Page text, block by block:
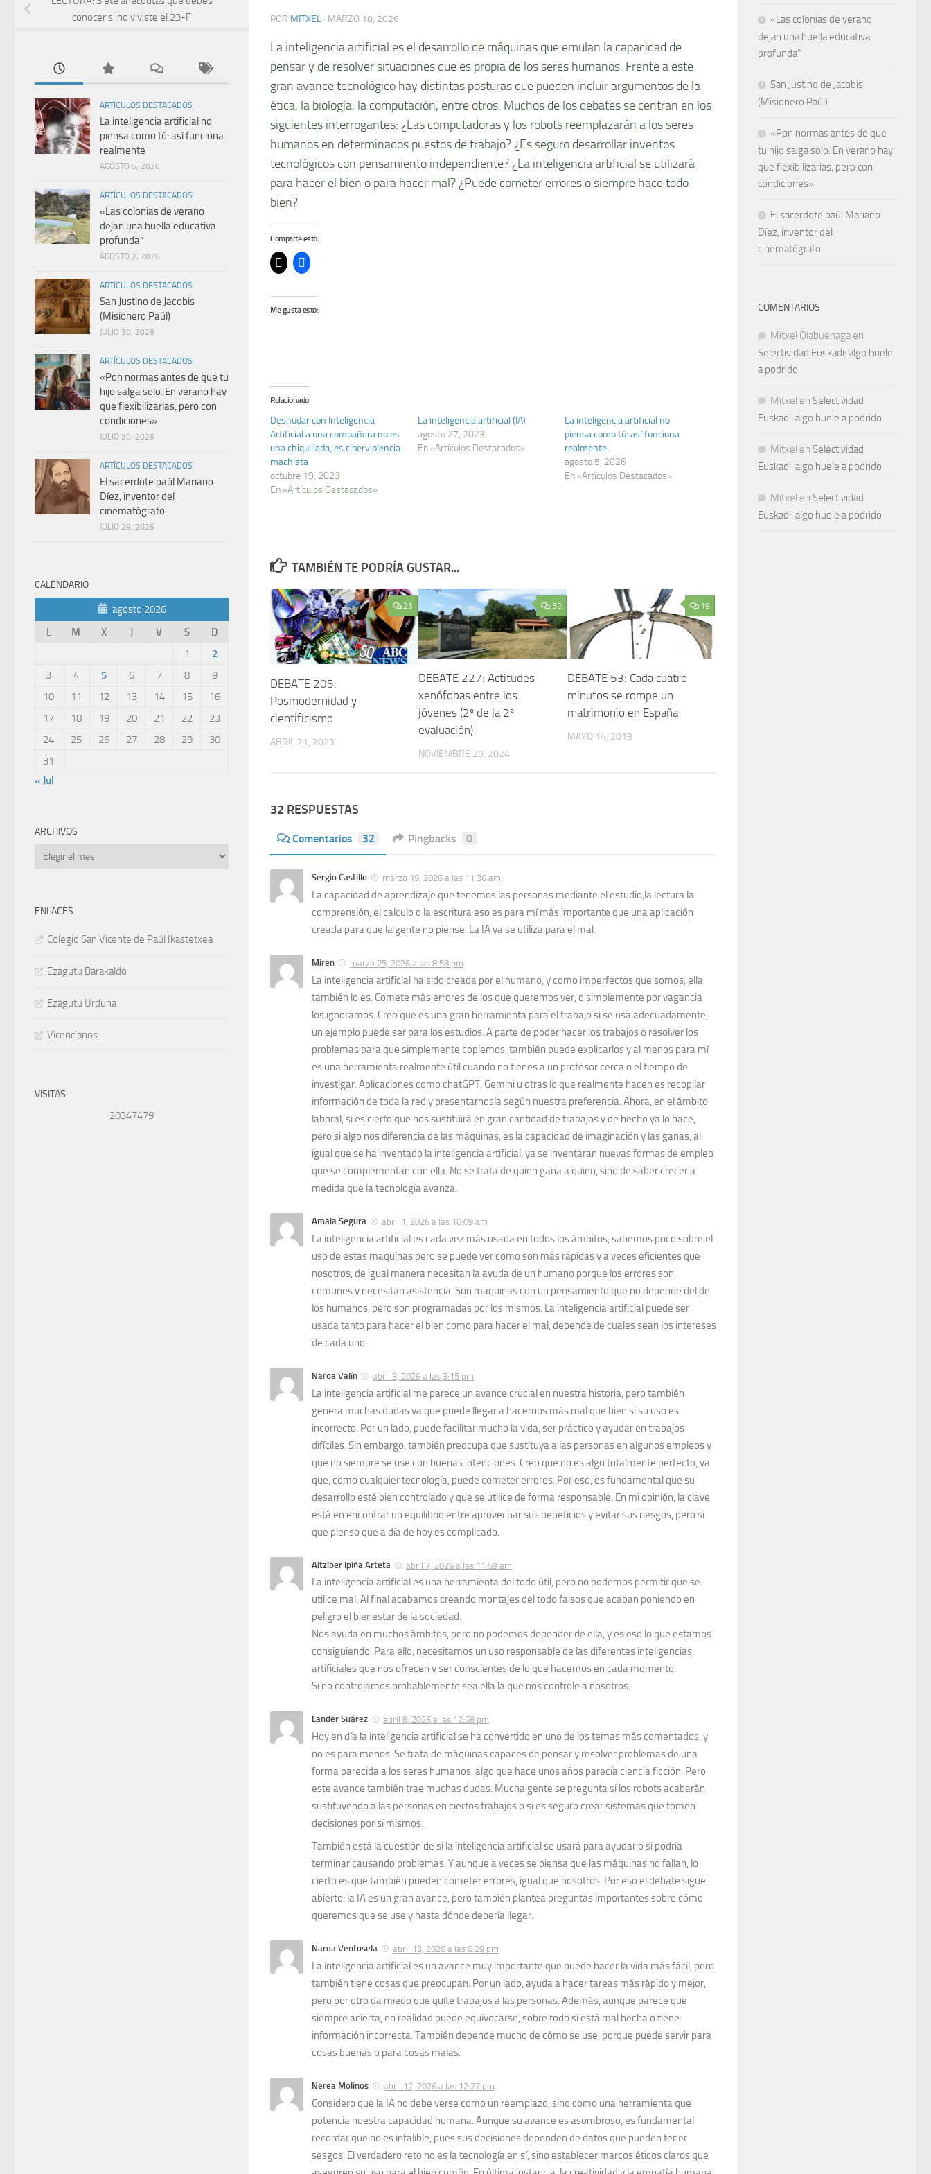
POR MITXEL · MARZO 18, 2026
La inteligencia artificial es el desarrollo de máquinas que emulan la capacidad de
pensar y de resolver situaciones que es propia de los seres humanos. Frente a este
gran avance tecnológico hay distintas posturas que pueden incluir argumentos de la
ética, la biología, la computación, entre otros. Muchos de los debates se centran en los
siguientes interrogantes: ¿Las computadoras y los robots reemplazarán a los seres
humanos en determinados puestos de trabajo? ¿Es seguro desarrollar inventos
tecnológicos con pensamiento independiente? ¿La inteligencia artificial se utilizará
para hacer el bien o para hacer mal? ¿Puede cometer errores o siempre hace todo
bien?
Comparte esto:
Me gusta esto:
Relacionado
Desnudar con Inteligencia
Artificial a una compañera no es
una chiquillada, es ciberviolencia
machista
octubre 19, 2023
En «Artículos Destacados»
La inteligencia artificial (IA)
agosto 27, 2023
En «Artículos Destacados»
La inteligencia artificial no
piensa como tú: así funciona
realmente
agosto 5, 2026
En «Artículos Destacados»
TAMBIÉN TE PODRÍA GUSTAR...
23
DEBATE 205:
Posmodernidad y
cientificismo
ABRIL 21, 2023
32
DEBATE 227: Actitudes
xenófobas entre los
jóvenes (2º de la 2ª
evaluación)
NOVIEMBRE 29, 2024
19
DEBATE 53: Cada cuatro
minutos se rompe un
matrimonio en España
MAYO 14, 2013
32 RESPUESTAS
Comentarios 32 Pingbacks 0
Sergio Castillo marzo 19, 2026 a las 11:36 am
La capacidad de aprendizaje que tenemos las personas mediante el estudio,la lectura la
comprensión, el calculo o la escritura eso es para mí más importante que una aplicación
creada para que la gente no piense. La IA ya se utiliza para el mal.
Miren marzo 25, 2026 a las 8:58 pm
La inteligencia artificial ha sido creada por el humano, y como imperfectos que somos, ella
también lo es. Comete más errores de los que queremos ver, o simplemente por vagancia
los ignoramos. Creo que es una gran herramienta para el trabajo si se usa adecuadamente,
un ejemplo puede ser para los estudios. A parte de poder hacer los trabajos o resolver los
problemas para que simplemente copiemos, también puede explicarlos y al menos para mí
es una herramienta realmente útil cuando no tienes a un profesor cerca o el tiempo de
investigar. Aplicaciones como chatGPT, Gemini u otras lo que realmente hacen es recopilar
información de toda la red y presentarnosla según nuestra preferencia. Ahora, en el ámbito
laboral, si es cierto que nos sustituirá en gran cantidad de trabajos y de hecho ya lo hace,
pero si algo nos diferencia de las máquinas, es la capacidad de imaginación y las ganas, al
igual que se ha inventado la inteligencia artificial, ya se inventaran nuevas formas de empleo
que se complementan con ella. No se trata de quien gana a quien, sino de saber crecer a
medida que la tecnología avanza.
Amaia Segura abril 1, 2026 a las 10:09 am
La inteligencia artificial es cada vez más usada en todos los ámbitos, sabemos poco sobre el
uso de estas maquinas pero se puede ver como son más rápidas y a veces eficientes que
nosotros, de igual manera necesitan la ayuda de un humano porque los errores son
comunes y necesitan asistencia. Son maquinas con un pensamiento que no depende del de
los humanos, pero son programadas por los mismos. La inteligencia artificial puede ser
usada tanto para hacer el bien como para hacer el mal, depende de cuales sean los intereses
de cada uno.
Naroa Valín abril 3, 2026 a las 3:15 pm
La inteligencia artificial me parece un avance crucial en nuestra historia, pero también
genera muchas dudas ya que puede llegar a hacernos más mal que bien si su uso es
incorrecto. Por un lado, puede facilitar mucho la vida, ser práctico y ayudar en trabajos
difíciles. Sin embargo, también preocupa que sustituya a las personas en algunos empleos y
que no siempre se use con buenas intenciones. Creo que no es algo totalmente perfecto, ya
que, como cualquier tecnología, puede cometer errores. Por eso, es fundamental que su
desarrollo esté bien controlado y que se utilice de forma responsable. En mi opinión, la clave
está en encontrar un equilibrio entre aprovechar sus beneficios y evitar sus riesgos, pero si
que pienso que a día de hoy es complicado.
Aitziber Ipiña Arteta abril 7, 2026 a las 11:59 am
La inteligencia artificial es una herramienta del todo útil, pero no podemos permitir que se
utilice mal. Al final acabamos creando montajes del todo falsos que acaban poniendo en
peligro el bienestar de la sociedad.
Nos ayuda en muchos ámbitos, pero no podemos depender de ella, y es eso lo que estamos
consiguiendo. Para ello, necesitamos un uso responsable de las diferentes inteligencias
artificiales que nos ofrecen y ser conscientes de lo que hacemos en cada momento.
Si no controlamos probablemente sea ella la que nos controle a nosotros.
Lander Suárez abril 8, 2026 a las 12:58 pm
Hoy en día la inteligencia artificial se ha convertido en uno de los temas más comentados, y
no es para menos. Se trata de máquinas capaces de pensar y resolver problemas de una
forma parecida a los seres humanos, algo que hace unos años parecía ciencia ficción. Pero
este avance también trae muchas dudas. Mucha gente se pregunta si los robots acabarán
sustituyendo a las personas en ciertos trabajos o si es seguro crear sistemas que tomen
decisiones por sí mismos.
También está la cuestión de si la inteligencia artificial se usará para ayudar o si podría
terminar causando problemas. Y aunque a veces se piensa que las máquinas no fallan, lo
cierto es que también pueden cometer errores, igual que nosotros. Por eso el debate sigue
abierto: la IA es un gran avance, pero también plantea preguntas importantes sobre cómo
queremos que se use y hasta dónde debería llegar.
Naroa Ventosela abril 13, 2026 a las 6:29 pm
La inteligencia artificial es un avance muy importante que puede hacer la vida más fácil, pero
también tiene cosas que preocupan. Por un lado, ayuda a hacer tareas más rápido y mejor,
pero por otro da miedo que quite trabajos a las personas. Además, aunque parece que
siempre acierta, en realidad puede equivocarse, sobre todo si está mal hecha o tiene
información incorrecta. También depende mucho de cómo se use, porque puede servir para
cosas buenas o para cosas malas.
Nerea Molinos abril 17, 2026 a las 12:27 pm
Considero que la IA no debe verse como un reemplazo, sino como una herramienta que
potencia nuestra capacidad humana. Aunque su avance es asombroso, es fundamental
recordar que no es infalible, pues sus decisiones dependen de datos que pueden tener
sesgos. El verdadero reto no es la tecnología en sí, sino establecer marcos éticos claros que
conocer si no viviste el 23-F
ARTÍCULOS DESTACADOS
La inteligencia artificial no
piensa como tú: así funciona
realmente
AGOSTO 5, 2026
ARTÍCULOS DESTACADOS
«Las colonias de verano
dejan una huella educativa
profunda”
AGOSTO 2, 2026
ARTÍCULOS DESTACADOS
San Justino de Jacobis
(Misionero Paúl)
JULIO 30, 2026
ARTÍCULOS DESTACADOS
«Pon normas antes de que tu
hijo salga solo. En verano hay
que flexibilizarlas, pero con
condiciones»
JULIO 30, 2026
ARTÍCULOS DESTACADOS
El sacerdote paúl Mariano
Díez, inventor del
cinematógrafo
JULIO 29, 2026
CALENDARIO
agosto 2026
L
M X J V S
D
1
2
3
4 5 6 7 8
9
10
11 12 13 14 15
16
17
18 19 20 21 22
23
24
25 26 27 28 29
30
31
« Jul
ARCHIVOS
Archivos
ENLACES
Colegio San Vicente de Paúl Ikastetxea
Ezagutu Barakaldo
Ezagutu Urduna
Vicencianos
VISITAS:
20347479
«Las colonias de verano
dejan una huella educativa
profunda”
San Justino de Jacobis
(Misionero Paúl)
«Pon normas antes de que
tu hijo salga solo. En verano hay
que flexibilizarlas, pero con
condiciones»
El sacerdote paúl Mariano
Díez, inventor del
cinematógrafo
COMENTARIOS
Mitxel Olabuenaga en
Selectividad Euskadi: algo huele
a podrido
Mitxel en Selectividad
Euskadi: algo huele a podrido
Mitxel en Selectividad
Euskadi: algo huele a podrido
Mitxel en Selectividad
Euskadi: algo huele a podrido